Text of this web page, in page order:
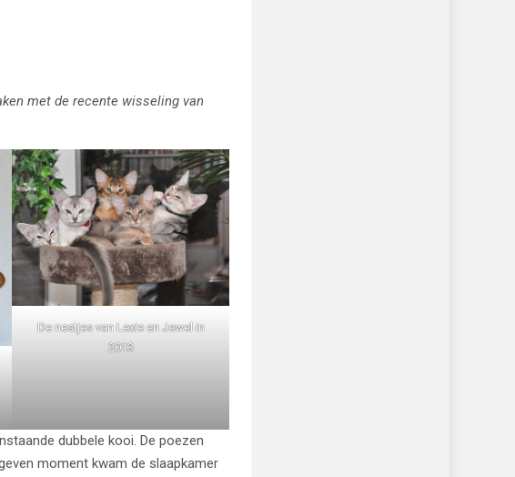
met de recente wisseling van
De nestjes van Lexie en Jewel in
2013
dubbele kooi. De poezen
moment kwam de slaapkamer